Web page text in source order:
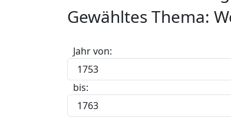
Gewähltes Thema:
Jahr von:
bis: